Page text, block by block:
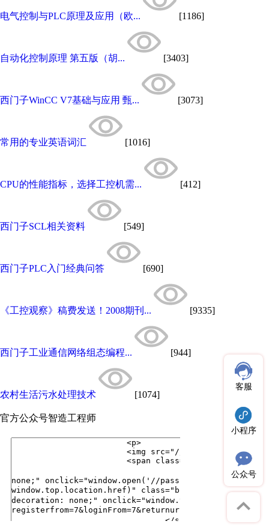
电气控制与PLC原理及应用（欧... [1186]
自动化控制原理 第五版（胡... [3403]
西门子WinCC V7基础与应用 甄... [3073]
常用的专业英语词汇 [1016]
CPU的性能指标，选择工控机需... [412]
西门子SCL相关资料 [549]
西门子PLC入门经典问答 [690]
《工控观察》稿费发送！2008期刊... [9335]
西门子工业通信网络组态编程... [944]
农村生活污水处理技术 [1074]
官方公众号智造工程师
客服
小程序
公众号